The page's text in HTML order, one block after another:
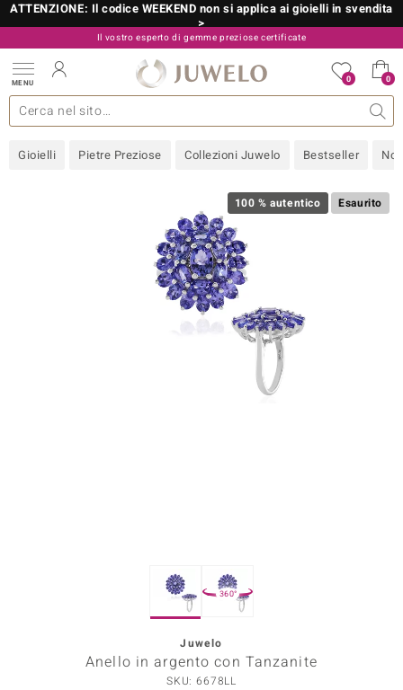
ATTENZIONE: Il codice WEEKEND non si applica ai gioielli in svendita
>
Il vostro esperto di gemme preziose certificate
800 986 787
MENU 0 0
Gioielli Pietre Preziose Collezioni Juwelo Bestseller
gioielli Design Metallo prezioso Misure anelli
più importanti Pietre preziose per colore Pietre preziose
Informazioni generali Approfondimenti Consigli
Acquistare in diretta Juwelo
100 % autentico Esaurito
360°
Juwelo
Anello in argento con Tanzanite
SKU: 6678LL